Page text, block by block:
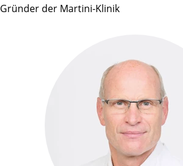
Gründer der Martini-Klinik